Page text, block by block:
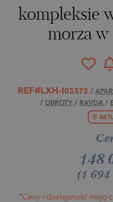
kompleksie
morza w
REF#LXH-103372 /
/ OBROTY / RAVDA /
148
(1
*Ceny i dostępność mają